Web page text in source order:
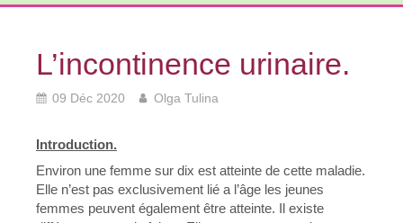
L’incontinence urinaire.
09 Déc 2020 Olga Tulina
Introduction.
Environ une femme sur dix est atteinte de cette maladie.
Elle n’est pas exclusivement lié a l’âge les jeunes
femmes peuvent également être atteinte. Il existe